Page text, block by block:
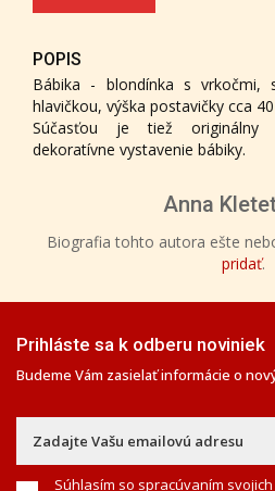
POPIS
Bábika - blondínka s vrkočmi,
hlavičkou, výška postavičky cca
Súčasťou je tiež originálny
dekoratívne vystavenie bábiky.
Anna
Biografia tohto autora ešte
pridať.
Prihláste sa k odberu noviniek
Budeme Vám zasielať informácie o
Súhlasím so spracúvaním